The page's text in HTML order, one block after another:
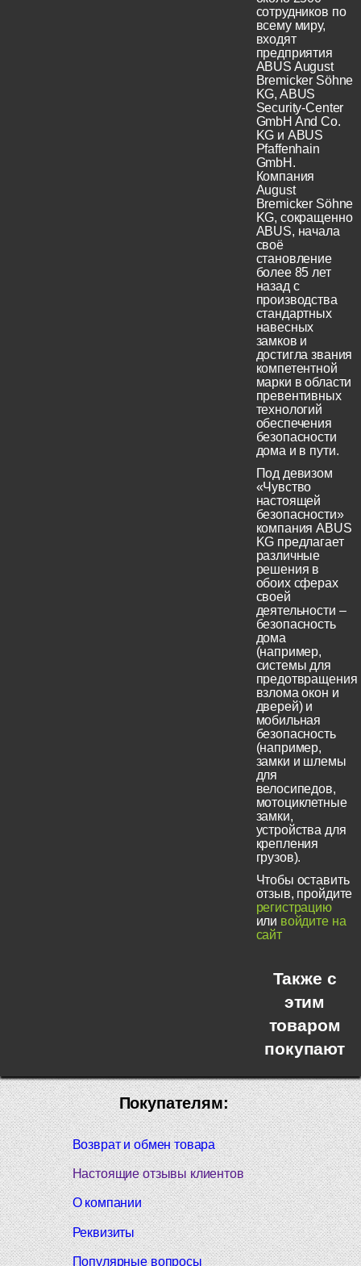
сотрудников по
всему миру,
входят
предприятия
ABUS August
Bremicker Söhne
KG, ABUS
Security-Center
GmbH And Co.
KG и ABUS
Pfaffenhain
GmbH.
Компания
August
Bremicker Söhne
KG, сокращенно
ABUS, начала
своё
становление
более 85 лет
назад с
производства
стандартных
навесных
замков и
достигла звания
компетентной
марки в области
превентивных
технологий
обеспечения
безопасности
дома и в пути.
Под девизом
«Чувство
настоящей
безопасности»
компания ABUS
KG предлагает
различные
решения в
обоих сферах
своей
деятельности –
безопасность
дома
(например,
системы для
предотвращения
взлома окон и
дверей) и
мобильная
безопасность
(например,
замки и шлемы
для
велосипедов,
мотоциклетные
замки,
устройства для
крепления
грузов).
Чтобы оставить
отзыв, пройдите
регистрацию
или войдите на
сайт
Также с
этим
товаром
покупают
Покупателям:
Возврат и обмен товара
Настоящие отзывы клиентов
О компании
Реквизиты
Популярные вопросы